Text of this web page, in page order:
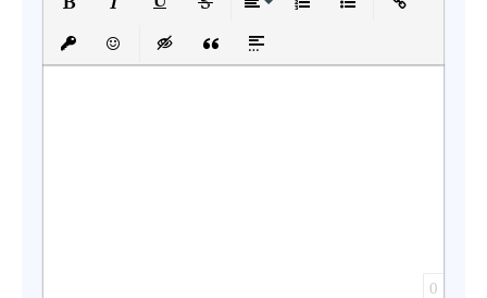
Подчеркнутый
Вставить защищенную ссылку
Вставить смайлик
Вставка скрытого текста
Вставка цитаты
Вставка спойлера
0